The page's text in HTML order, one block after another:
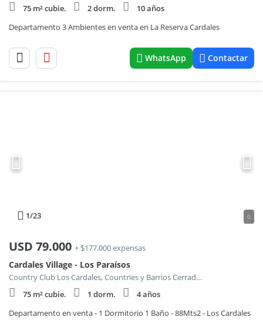
75 m² cubie.
2 dorm.
10 años
Departamento 3 Ambientes en venta en La Reserva Cardales
WhatsApp Contactar
1/23 0
USD 79.000 + $177.000 expensas
Cardales Village - Los Paraísos
Country Club Los Cardales, Countries y Barrios Cerrados en Campana
75 m² cubie.
1 dorm.
4 años
Departamento en venta - 1 Dormitorio 1 Baño - 88Mts2 - Los Cardales